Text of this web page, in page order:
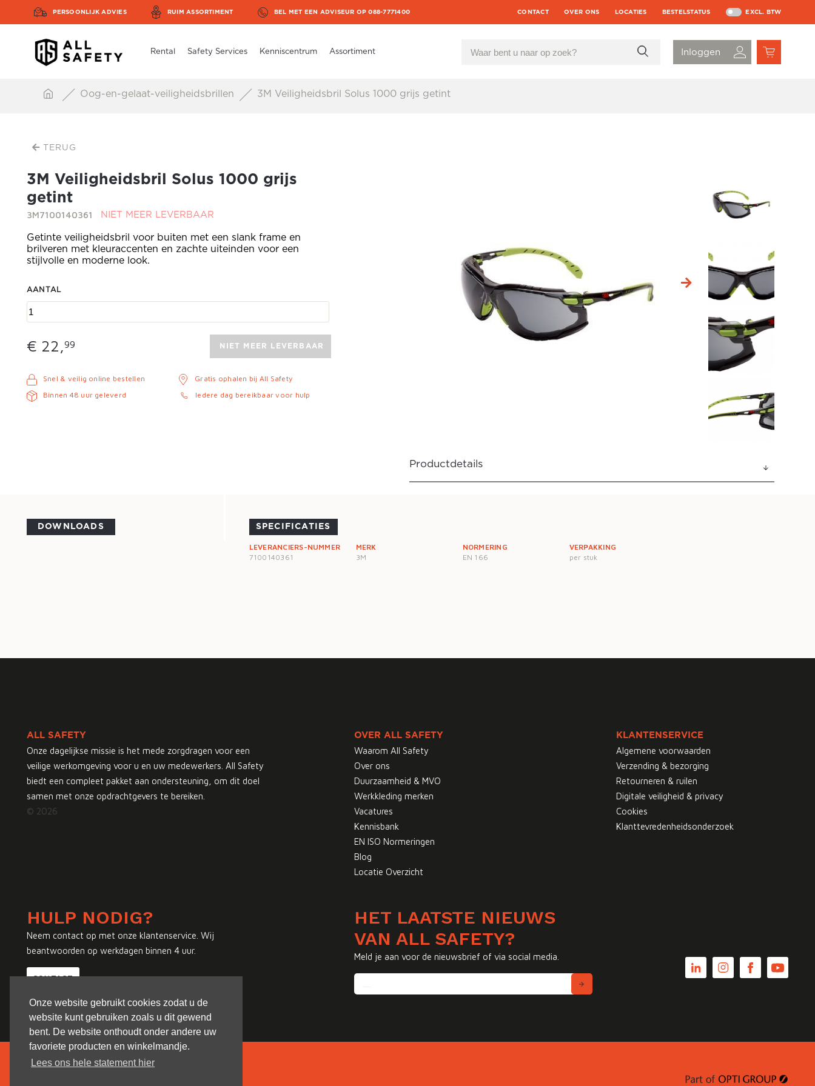
Onze website gebruikt cookies zodat u de
website kunt gebruiken zoals u dit gewend
bent. De website onthoudt onder andere uw
favoriete producten en winkelmandje.
Lees ons hele statement hier
PERSOONLIJK ADVIES RUIM ASSORTIMENT BEL MET EEN ADVISEUR OP 088-7771400 CONTACT OVER ONS LOCATIES BESTELSTATUS EXCL. BTW
Rental Safety Services Kenniscentrum Assortiment
Oog-en-gelaat-veiligheidsbrillen 3M Veiligheidsbril Solus 1000 grijs getint
TERUG
3M Veiligheidsbril Solus 1000 grijs
getint
3M7100140361 NIET MEER LEVERBAAR
Getinte veiligheidsbril voor buiten met een slank frame en
brilveren met kleuraccenten en zachte uiteinden voor een
stijlvolle en moderne look.
AANTAL
€ 22,99 NIET MEER LEVERBAAR
Snel & veilig online bestellen
Binnen 48 uur geleverd
Gratis ophalen bij All Safety
Iedere dag bereikbaar voor hulp
Productdetails
DOWNLOADS SPECIFICATIES
LEVERANCIERS-NUMMER
7100140361
MERK
3M
NORMERING
EN 166
VERPAKKING
per stuk
ALL SAFETY
Onze dagelijkse missie is het mede zorgdragen voor een
veilige werkomgeving voor u en uw medewerkers. All Safety
biedt een compleet pakket aan ondersteuning, om dit doel
samen met onze opdrachtgevers te bereiken.
© 2026
OVER ALL SAFETY
Waarom All Safety
Over ons
Duurzaamheid & MVO
Werkkleding merken
Vacatures
Kennisbank
EN ISO Normeringen
Blog
Locatie Overzicht
KLANTENSERVICE
Algemene voorwaarden
Verzending & bezorging
Retourneren & ruilen
Digitale veiligheid & privacy
Cookies
Klanttevredenheidsonderzoek
HULP NODIG?
Neem contact op met onze klantenservice. Wij
beantwoorden op werkdagen binnen 4 uur.
CONTACT
HET LAATSTE NIEUWS
VAN ALL SAFETY?
Meld je aan voor de nieuwsbrief of via social media.